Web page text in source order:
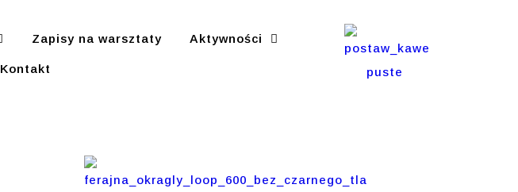
Zapisy na warsztaty Aktywności
Kontakt